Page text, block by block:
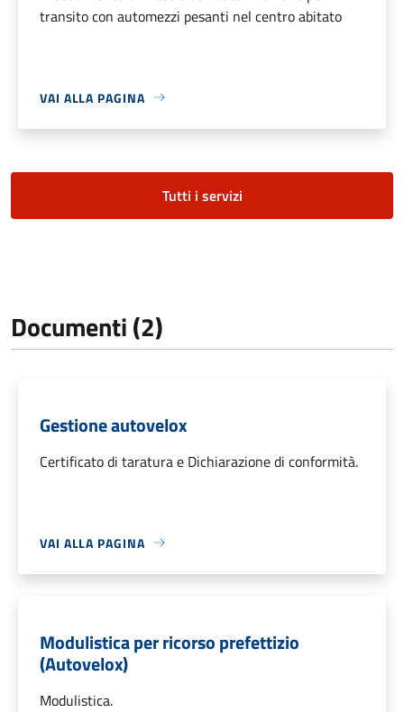
transito con automezzi pesanti nel centro abitato
VAI ALLA PAGINA
Tutti i servizi
Documenti (2)
Gestione autovelox
Certificato di taratura e Dichiarazione di conformità.
VAI ALLA PAGINA
Modulistica per ricorso prefettizio
(Autovelox)
Modulistica.